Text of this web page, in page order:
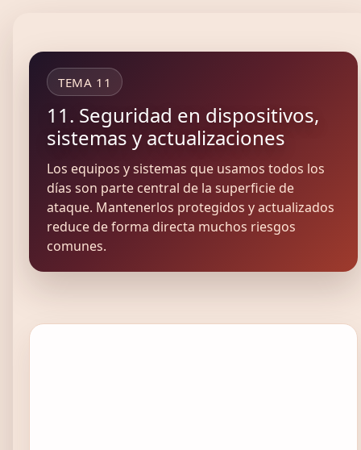
TEMA 11
11. Seguridad en dispositivos,
sistemas y actualizaciones
Los equipos y sistemas que usamos todos los
días son parte central de la superficie de
ataque. Mantenerlos protegidos y actualizados
reduce de forma directa muchos riesgos
comunes.